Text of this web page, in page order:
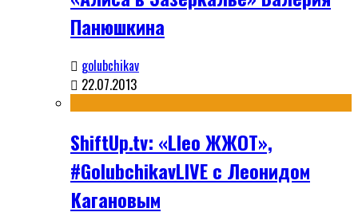
Панюшкина
golubchikav
22.07.2013
ShiftUp.tv: «Lleo ЖЖОТ»,
#GolubchikavLIVE с Леонидом
Кагановым